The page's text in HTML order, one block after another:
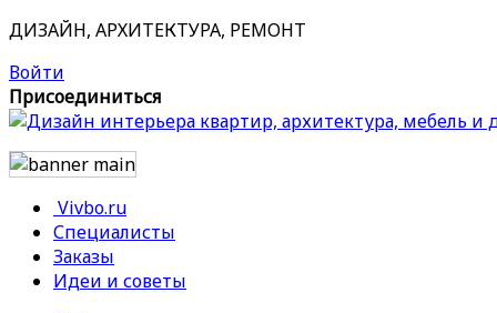
ДИЗАЙН, АРХИТЕКТУРА, РЕМОНТ
Войти
Присоединиться
Vivbo.ru
Специалисты
Заказы
Идеи и советы